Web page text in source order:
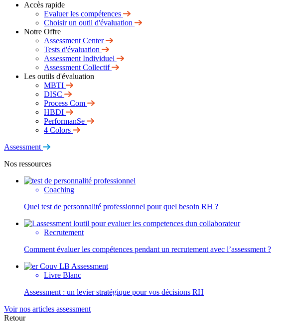
Accès rapide
Evaluer les compétences
Choisir un outil d'évaluation
Notre Offre
Assessment Center
Tests d'évaluation
Assessment Individuel
Assessment Collectif
Les outils d'évaluation
MBTI
DISC
Process Com
HBDI
PerformanSe
4 Colors
Assessment
Nos ressources
Coaching
Quel test de personnalité professionnel pour quel besoin RH ?
Recrutement
Comment évaluer les compétences pendant un recrutement avec l’assessment ?
Livre Blanc
Assessment : un levier stratégique pour vos décisions RH
Voir nos articles assessment
Retour